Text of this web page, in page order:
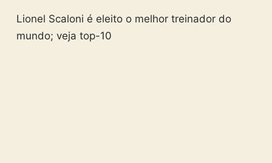
Lionel Scaloni é eleito o melhor treinador do
mundo; veja top-10